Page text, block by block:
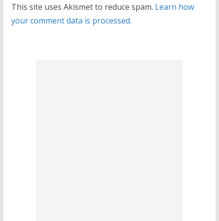
This site uses Akismet to reduce spam. Learn how
your comment data is processed.